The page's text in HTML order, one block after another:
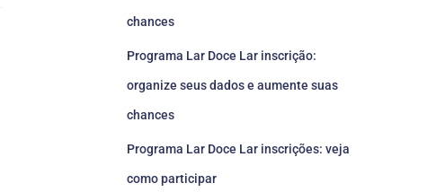
chances
Programa Lar Doce Lar inscrição:
organize seus dados e aumente suas
chances
Programa Lar Doce Lar inscrições: veja
como participar